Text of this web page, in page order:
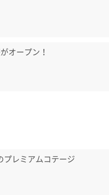
オープン！
プレミアムコテージ